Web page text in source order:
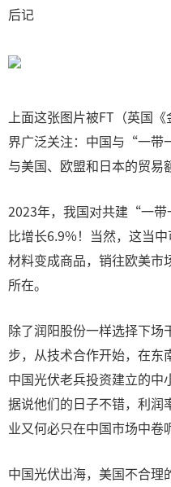
后记
上面这张图片被FT（英国
界广泛关注：中国与“一带
与美国、欧盟和日本的贸易
2023年，我国对共建“一
比增长6.9%！当然，这当
材料变成商品，销往欧美市
所在。
除了润阳股份一样选择下
步，从技术合作开始，在东
中国光伏老兵投资建立的
据说他们的日子不错，利润
业又何必只在中国市场中卷
中国光伏出海，美国不合理